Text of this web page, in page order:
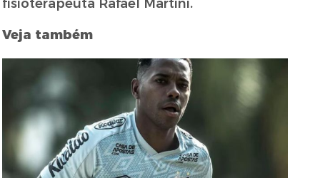
fisioterapeuta Rafael Martini.
Veja também